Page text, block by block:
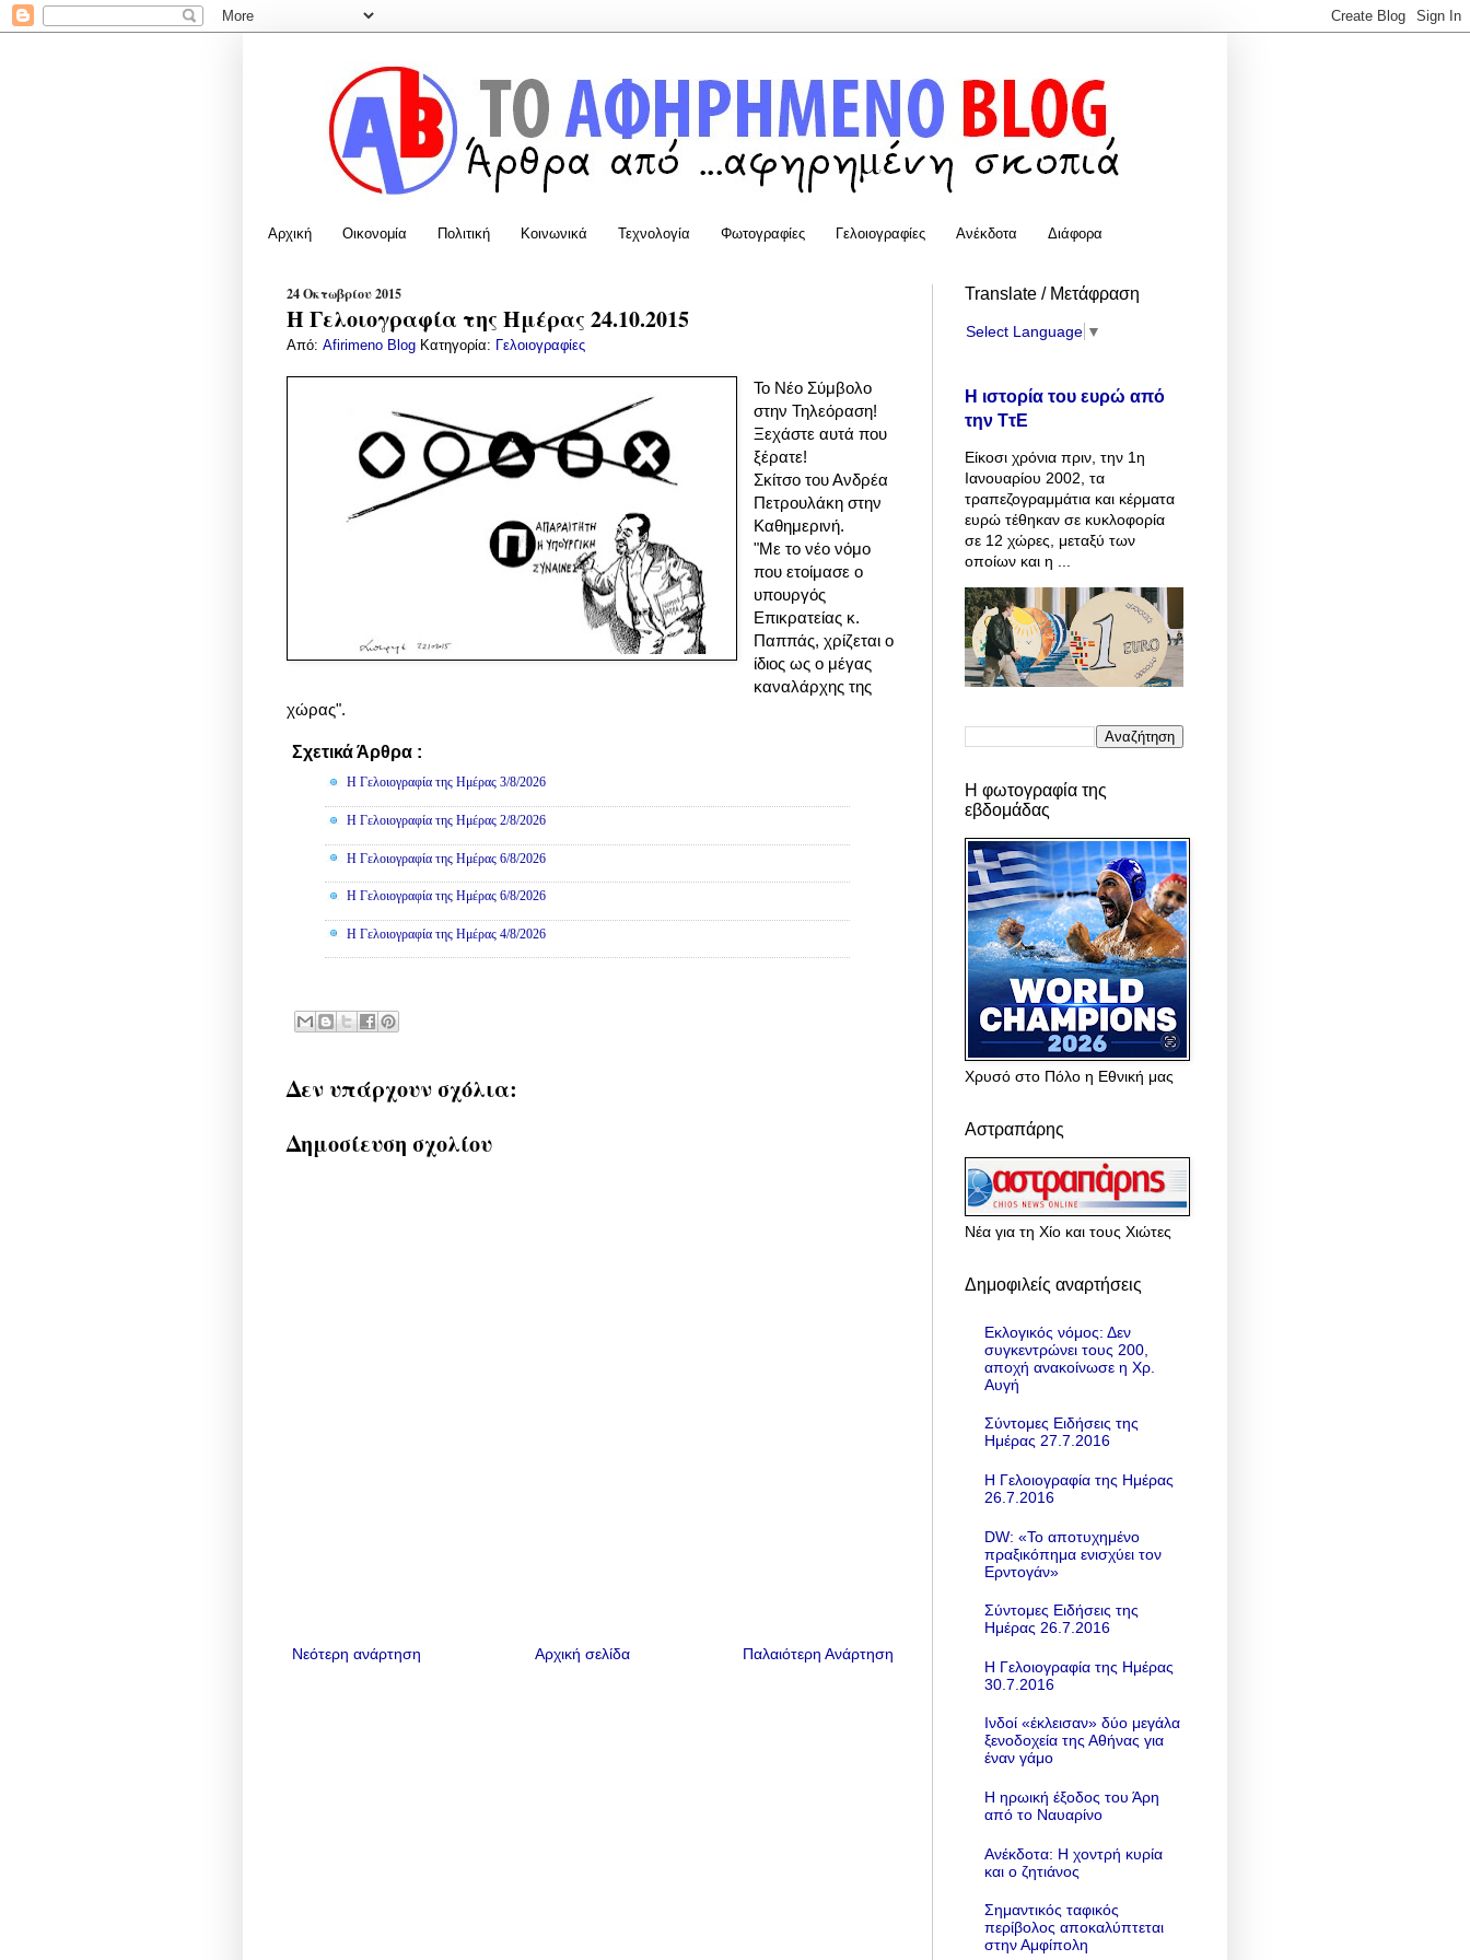
Αρχική Οικονομία Πολιτική Κοινωνικά Τεχνολογία Φωτογραφίες Γελοιογραφίες Ανέκδοτα Διάφορα
24 Οκτωβρίου 2015
Η Γελοιογραφία της Ημέρας 24.10.2015
Από: Afirimeno Blog Κατηγορία: Γελοιογραφίες
Το Νέο Σύμβολο
στην Τηλεόραση!
Ξεχάστε αυτά που
ξέρατε!
Σκίτσο του Ανδρέα
Πετρουλάκη στην
Καθημερινή.
"Με το νέο νόμο
που ετοίμασε ο
υπουργός
Επικρατείας κ.
Παππάς, χρίζεται ο
ίδιος ως ο μέγας
καναλάρχης της
χώρας".
Σχετικά Άρθρα :
Η Γελοιογραφία της Ημέρας 3/8/2026
Η Γελοιογραφία της Ημέρας 2/8/2026
Η Γελοιογραφία της Ημέρας 6/8/2026
Η Γελοιογραφία της Ημέρας 6/8/2026
Η Γελοιογραφία της Ημέρας 4/8/2026
Δεν υπάρχουν σχόλια:
Δημοσίευση σχολίου
Νεότερη ανάρτηση Παλαιότερη Ανάρτηση
Αρχική σελίδα
Translate / Μετάφραση
Select Language ▼
Η ιστορία του ευρώ από
την ΤτΕ
Είκοσι χρόνια πριν, την 1η
Ιανουαρίου 2002, τα
τραπεζογραμμάτια και κέρματα
ευρώ τέθηκαν σε κυκλοφορία
σε 12 χώρες, μεταξύ των
οποίων και η ...
Η φωτογραφία της
εβδομάδας
Χρυσό στο Πόλο η Εθνική μας
Αστραπάρης
Νέα για τη Χίο και τους Χιώτες
Δημοφιλείς αναρτήσεις
Εκλογικός νόμος: Δεν
συγκεντρώνει τους 200,
αποχή ανακοίνωσε η Χρ.
Αυγή
Σύντομες Ειδήσεις της
Ημέρας 27.7.2016
Η Γελοιογραφία της Ημέρας
26.7.2016
DW: «To αποτυχημένο
πραξικόπημα ενισχύει τον
Ερντογάν»
Σύντομες Ειδήσεις της
Ημέρας 26.7.2016
Η Γελοιογραφία της Ημέρας
30.7.2016
Ινδοί «έκλεισαν» δύο μεγάλα
ξενοδοχεία της Αθήνας για
έναν γάμο
Η ηρωική έξοδος του Άρη
από το Ναυαρίνο
Ανέκδοτα: Η χοντρή κυρία
και ο ζητιάνος
Σημαντικός ταφικός
περίβολος αποκαλύπτεται
στην Αμφίπολη